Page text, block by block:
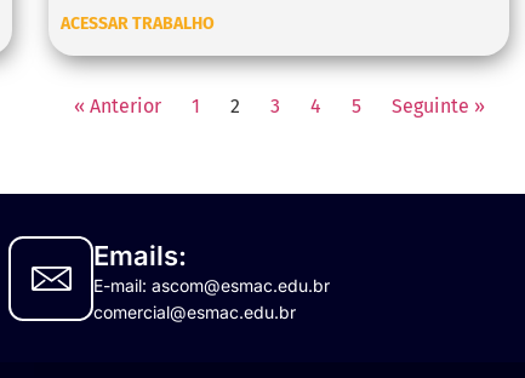
ACESSAR TRABALHO
« Anterior 1 2 3 4 5 Seguinte »
Emails:
E-mail: ascom@esmac.edu.br
comercial@esmac.edu.br